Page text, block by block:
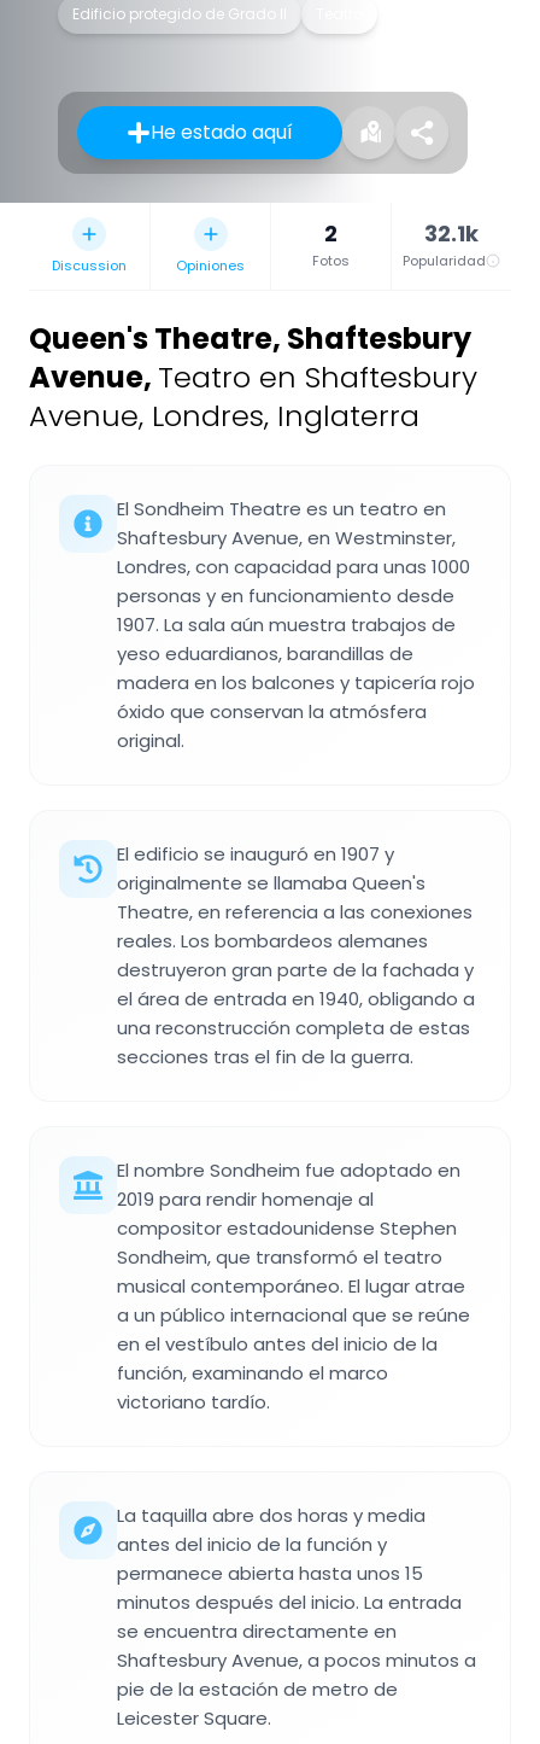
Edificio protegido de Grado II
He estado aquí
Discussion Opiniones
2
Fotos
32.1k
Popularidad
Queen's Theatre, Shaftesbury
Avenue, Teatro en Shaftesbury
Avenue, Londres, Inglaterra
El Sondheim Theatre es un teatro en
Shaftesbury Avenue, en Westminster,
Londres, con capacidad para unas 1000
personas y en funcionamiento desde
1907. La sala aún muestra trabajos de
yeso eduardianos, barandillas de
madera en los balcones y tapicería rojo
óxido que conservan la atmósfera
original.
El edificio se inauguró en 1907 y
originalmente se llamaba Queen's
Theatre, en referencia a las conexiones
reales. Los bombardeos alemanes
destruyeron gran parte de la fachada y
el área de entrada en 1940, obligando a
una reconstrucción completa de estas
secciones tras el fin de la guerra.
El nombre Sondheim fue adoptado en
2019 para rendir homenaje al
compositor estadounidense Stephen
Sondheim, que transformó el teatro
musical contemporáneo. El lugar atrae
a un público internacional que se reúne
en el vestíbulo antes del inicio de la
función, examinando el marco
victoriano tardío.
La taquilla abre dos horas y media
antes del inicio de la función y
permanece abierta hasta unos 15
minutos después del inicio. La entrada
se encuentra directamente en
Shaftesbury Avenue, a pocos minutos a
pie de la estación de metro de
Leicester Square.